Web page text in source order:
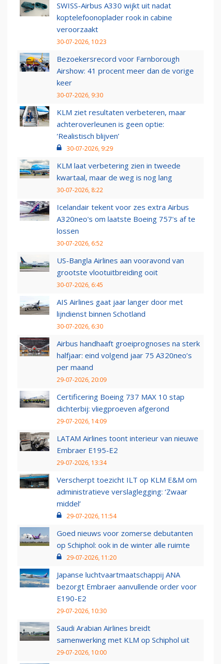
SWISS-Airbus A330 wijkt uit nadat
koptelefoonoplader rook in cabine
veroorzaakt
30-07-2026, 10:23
Bezoekersrecord voor Farnborough
Airshow: 41 procent meer dan de vorige
keer
30-07-2026, 9:30
KLM ziet resultaten verbeteren, maar
achteroverleunen is geen optie:
‘Realistisch blijven’
30-07-2026, 9:29
KLM laat verbetering zien in tweede
kwartaal, maar de weg is nog lang
30-07-2026, 8:22
Icelandair tekent voor zes extra Airbus
A320neo's om laatste Boeing 757's af te
lossen
30-07-2026, 6:52
US-Bangla Airlines aan vooravond van
grootste vlootuitbreiding ooit
30-07-2026, 6:45
AIS Airlines gaat jaar langer door met
lijndienst binnen Schotland
30-07-2026, 6:30
Airbus handhaaft groeiprognoses na sterk
halfjaar: eind volgend jaar 75 A320neo’s
per maand
29-07-2026, 20:09
Certificering Boeing 737 MAX 10 stap
dichterbij: vliegproeven afgerond
29-07-2026, 14:09
LATAM Airlines toont interieur van nieuwe
Embraer E195-E2
29-07-2026, 13:34
Verscherpt toezicht ILT op KLM E&M om
administratieve verslaglegging: ‘Zwaar
middel’
29-07-2026, 11:54
Goed nieuws voor zomerse debutanten
op Schiphol: ook in de winter alle ruimte
29-07-2026, 11:20
Japanse luchtvaartmaatschappij ANA
bezorgt Embraer aanvullende order voor
E190-E2
29-07-2026, 10:30
Saudi Arabian Airlines breidt
samenwerking met KLM op Schiphol uit
29-07-2026, 10:00